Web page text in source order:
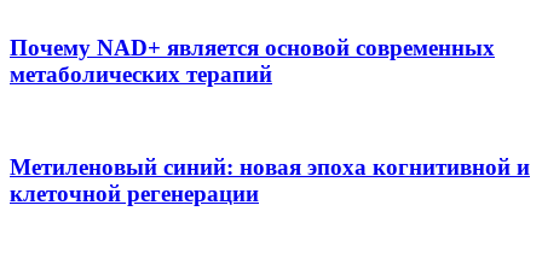
Почему NAD+ является основой современных
метаболических терапий
Метиленовый синий: новая эпоха когнитивной и
клеточной регенерации